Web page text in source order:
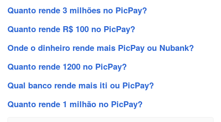
Quanto rende 3 milhões no PicPay?
Quanto rende R$ 100 no PicPay?
Onde o dinheiro rende mais PicPay ou Nubank?
Quanto rende 1200 no PicPay?
Qual banco rende mais iti ou PicPay?
Quanto rende 1 milhão no PicPay?